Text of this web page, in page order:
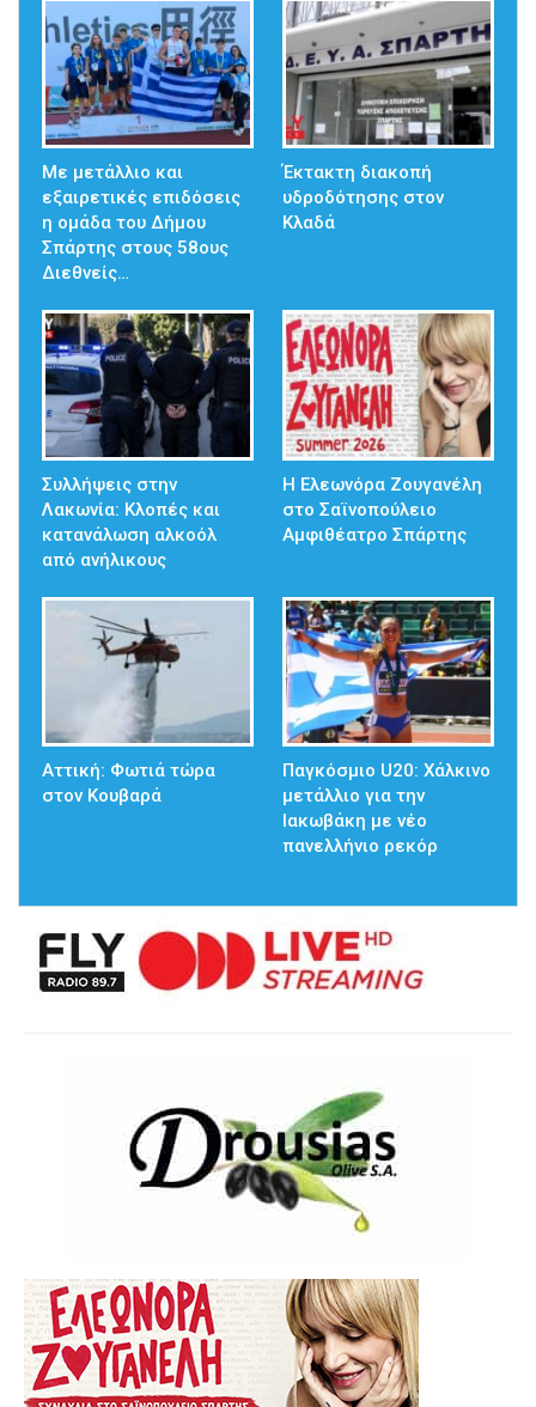
Με μετάλλιο και
εξαιρετικές επιδόσεις
η ομάδα του Δήμου
Σπάρτης στους 58ους
Διεθνείς…
Έκτακτη διακοπή
υδροδότησης στον
Κλαδά
Συλλήψεις στην
Λακωνία: Κλοπές και
κατανάλωση αλκοόλ
από ανήλικους
Η Ελεωνόρα Ζουγανέλη
στο Σαϊνοπούλειο
Αμφιθέατρο Σπάρτης
Αττική: Φωτιά τώρα
στον Κουβαρά
Παγκόσμιο U20: Χάλκινο
μετάλλιο για την
Ιακωβάκη με νέο
πανελλήνιο ρεκόρ